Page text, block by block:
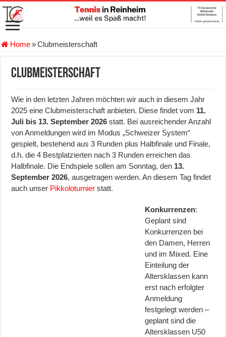
Home»Clubmeisterschaft
Clubmeisterschaft
Wie in den letzten Jahren möchten wir auch in diesem Jahr
2025 eine Clubmeisterschaft anbieten. Diese findet vom 11.
Juli bis 13. September 2026 statt. Bei ausreichender Anzahl
von Anmeldungen wird im Modus „Schweizer System“
gespielt, bestehend aus 3 Runden plus Halbfinale und Finale,
d.h. die 4 Bestplatzierten nach 3 Runden erreichen das
Halbfinale. Die Endspiele sollen am Sonntag, den 13.
September 2026, ausgetragen werden. An diesem Tag findet
auch unser Pikkoloturnier statt.
Konkurrenzen:
Geplant sind
Konkurrenzen bei
den Damen, Herren
und im Mixed. Eine
Einteilung der
Altersklassen kann
erst nach erfolgter
Anmeldung
festgelegt werden –
geplant sind die
Altersklassen U50